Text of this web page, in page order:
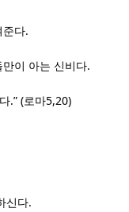
준다.
이 아는 신비다.
.” (로마5,20)
신다.